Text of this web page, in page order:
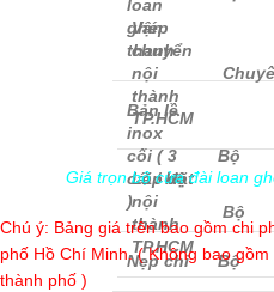
Vận
chuyển
nội
thành
TP.HCM
Lăp đặt
nội
thành
TP.HCM
Bộ
loan
ghép
thanh
Bản lề
inox
cối ( 3
cái / bộ
)
Bộ
Nẹp chỉ Bộ
Giá trọn bộ cửa đài loan
Chú ý: Bảng giá trên bao gồm chi
phố Hồ Chí Minh. ( Không bao
thành phố )